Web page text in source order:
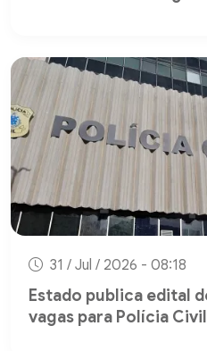
31 / Jul / 2026 - 08:18
Estado publica edital
vagas para Polícia Civil